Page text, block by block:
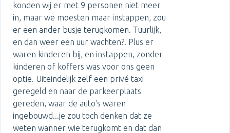
konden wij er met 9 personen niet meer
in, maar we moesten maar instappen, zou
er een ander busje terugkomen. Tuurlijk,
en dan weer een uur wachten?! Plus er
waren kinderen bij, en instappen, zonder
kinderen of koffers was voor ons geen
optie. Uiteindelijk zelf een privé taxi
geregeld en naar de parkeerplaats
gereden, waar de auto's waren
ingebouwd...je zou toch denken dat ze
weten wanner wie terugkomt en dat dan